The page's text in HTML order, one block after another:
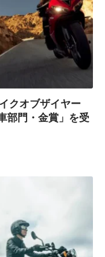
クオブザイヤー
部門・金賞」を受